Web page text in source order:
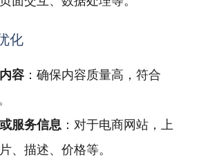
化
容 ：确保内容质量高，符合
服务信息 ：对于电商网站，上
、描述、价格等。